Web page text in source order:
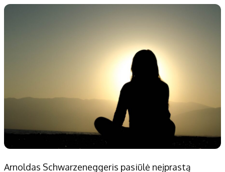
Arnoldas Schwarzeneggeris pasiūlė neįprastą